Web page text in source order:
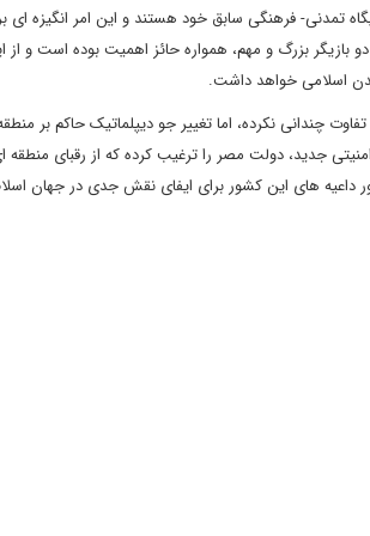
فرهنگی سابق خود هستند و این امر انگیزه ای
بازیگر بزرگ و مهم، همواره حائز اهمیت بوده است و از
اسلامی خواهد داشت.
چندانی نکرده، اما تغییر جو دیپلماتیک حاکم بر
جدید، دولت مصر را ترغیب کرده که از رقبای منطقه
های این کشور برای ایفای نقش جدی در جهان